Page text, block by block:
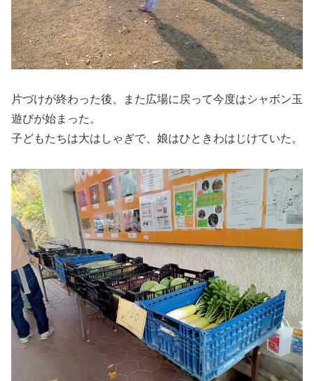
片づけが終わった後、また広場に戻って今度はシャボン玉
遊びが始まった。
子どもたちは大はしゃぎで、娘はひときわはじけていた。